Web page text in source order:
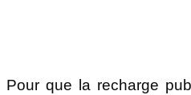
Pour que la recharge